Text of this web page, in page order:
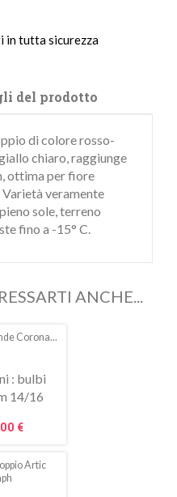
in tutta sicurezza
del prodotto
di colore rosso-
chiaro, raggiunge
ottima per fiore
veramente
sole, terreno
fino a -15° C.
ANCHE...
Corona...
: bulbi
14/16
€
Artic